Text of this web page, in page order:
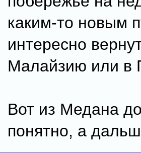
каким-то новым
интересно
Малайзию или в
Вот из Медана
понятно, а